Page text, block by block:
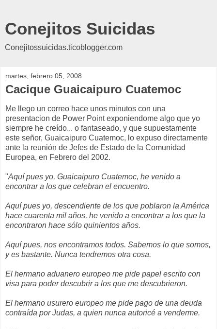
Conejitos Suicidas
Conejitossuicidas.ticoblogger.com
martes, febrero 05, 2008
Cacique Guaicaipuro Cuatemoc
Me llego un correo hace unos minutos con una
presentacion de Power Point exponiendome algo que yo
siempre he creído... o fantaseado, y que supuestamente
este señor, Guaicaipuro Cuatemoc, lo expuso directamente
ante la reunión de Jefes de Estado de la Comunidad
Europea, en Febrero del 2002.
"Aquí pues yo, Guaicaipuro Cuatemoc, he venido a
encontrar a los que celebran el encuentro.
Aquí pues yo, descendiente de los que poblaron la América
hace cuarenta mil años, he venido a encontrar a los que la
encontraron hace sólo quinientos años.
Aquí pues, nos encontramos todos. Sabemos lo que somos,
y es bastante. Nunca tendremos otra cosa.
El hermano aduanero europeo me pide papel escrito con
visa para poder descubrir a los que me descubrieron.
El hermano usurero europeo me pide pago de una deuda
contraída por Judas, a quien nunca autoricé a venderme.